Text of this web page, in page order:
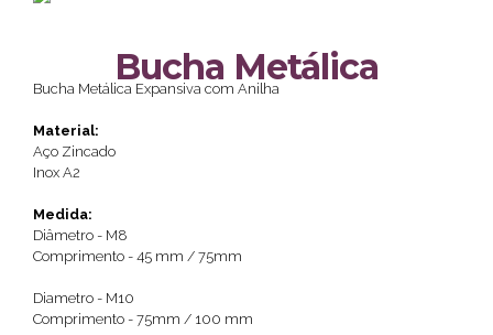
Bucha Metálica
Bucha Metálica Expansiva com Anilha
Material:
Aço Zincado
Inox A2
Medida:
Diâmetro - M8
Comprimento - 45 mm / 75mm
Diametro - M10
Comprimento - 75mm / 100 mm